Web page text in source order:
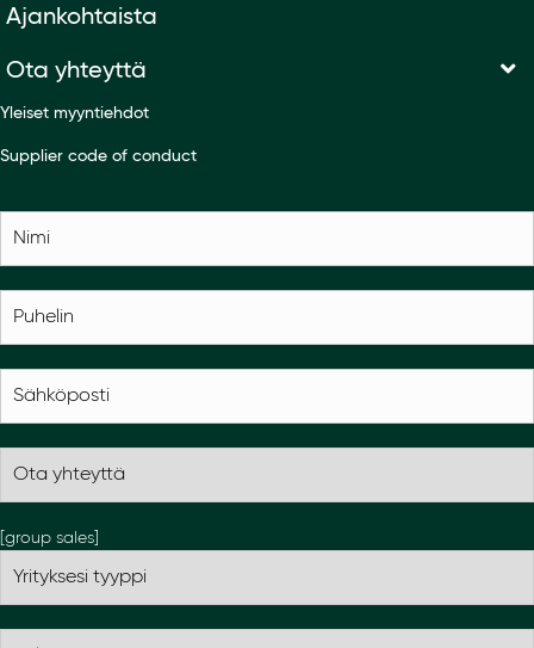
Ajankohtaista
Ota yhteyttä
Yleiset myyntiehdot
Supplier code of conduct
[group sales]